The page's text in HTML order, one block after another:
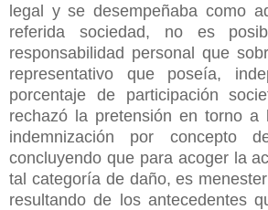
legal y se desempeñaba como
referida sociedad, no es
responsabilidad personal que
representativo que poseía,
porcentaje de participación
rechazó la pretensión en torno a
indemnización por concepto
concluyendo que para acoger la
tal categoría de daño, es
resultando de los antecedentes